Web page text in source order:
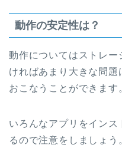
動作の安定性は？
動作についてはストレー
ければあまり大きな問
おこなうことができます
いろんなアプリをイン
るので注意をしましょう